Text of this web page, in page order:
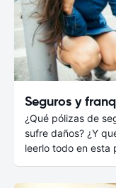
Seguros y
¿Qué pólizas de
sufre daños? ¿Y
leerlo todo en esta